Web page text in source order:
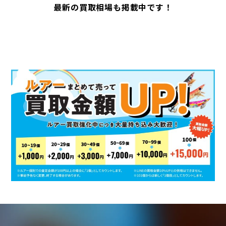
最新の買取相場も掲載中です！